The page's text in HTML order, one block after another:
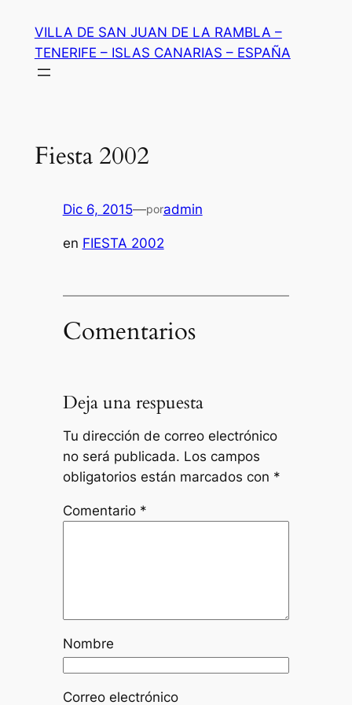
contenido
VILLA DE SAN JUAN DE LA RAMBLA –
TENERIFE – ISLAS CANARIAS – ESPAÑA
Fiesta 2002
Dic 6, 2015—poradmin
en FIESTA 2002
Comentarios
Deja una respuesta
Tu dirección de correo electrónico
no será publicada. Los campos
obligatorios están marcados con *
Comentario *
Nombre
Correo electrónico